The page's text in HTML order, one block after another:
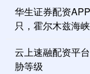
华生证券配资
只，霍尔木兹海
云上速融配资平
胁等级